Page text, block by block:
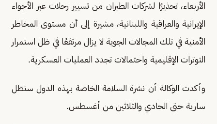
الأربعاء، تحذيرًا لشركات الطيران من تسيير رحلات عبر الأجواء
الإيرانية والعراقية واللبنانية، مشيرة إلى أن مستوى المخاطر
الأمنية في تلك المجالات الجوية لا يزال مرتفعًا في ظل استمرار
التوترات الإقليمية واحتمالات تجدد العمليات العسكرية.
وأكدت الوكالة أن نشرة السلامة الخاصة بهذه الدول ستظل
سارية حتى الحادي والثلاثين من أغسطس.